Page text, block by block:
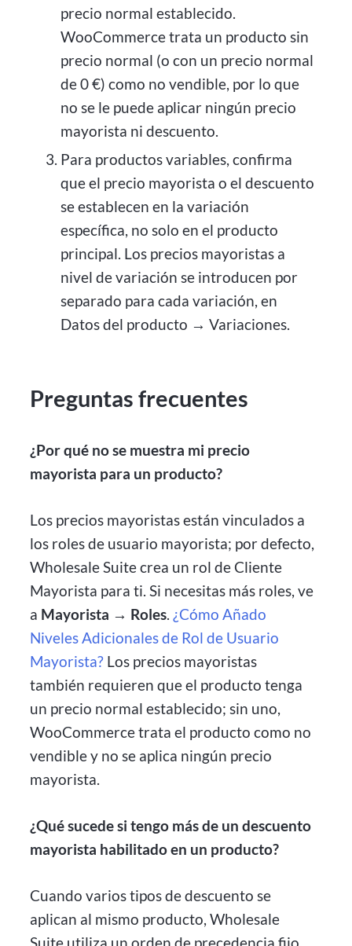
precio normal establecido.
WooCommerce trata un producto sin
precio normal (o con un precio normal
de 0 €) como no vendible, por lo que
no se le puede aplicar ningún precio
mayorista ni descuento.
Para productos variables, confirma
que el precio mayorista o el descuento
se establecen en la variación
específica, no solo en el producto
principal. Los precios mayoristas a
nivel de variación se introducen por
separado para cada variación, en
Datos del producto → Variaciones.
Preguntas frecuentes
¿Por qué no se muestra mi precio
mayorista para un producto?
Los precios mayoristas están vinculados a
los roles de usuario mayorista; por defecto,
Wholesale Suite crea un rol de Cliente
Mayorista para ti. Si necesitas más roles, ve
a Mayorista → Roles.¿Cómo Añado
Niveles Adicionales de Rol de Usuario
Mayorista? Los precios mayoristas
también requieren que el producto tenga
un precio normal establecido; sin uno,
WooCommerce trata el producto como no
vendible y no se aplica ningún precio
mayorista.
¿Qué sucede si tengo más de un descuento
mayorista habilitado en un producto?
Cuando varios tipos de descuento se
aplican al mismo producto, Wholesale
Suite utiliza un orden de precedencia fijo,